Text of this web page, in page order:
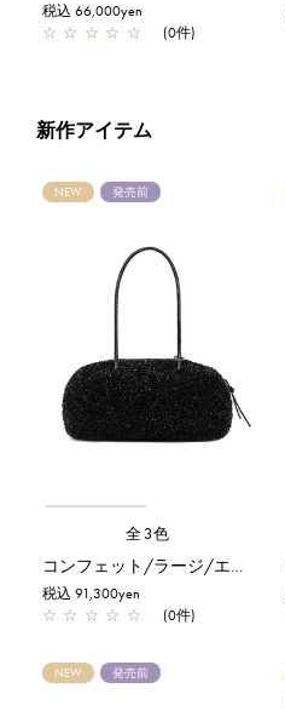
税込 66,000yen
☆ ☆ ☆ ☆ ☆ (0件)
新作アイテム
NEW 発売前
全3色
税込 91,300yen
☆ ☆ ☆ ☆ ☆ (0件)
NEW 発売前